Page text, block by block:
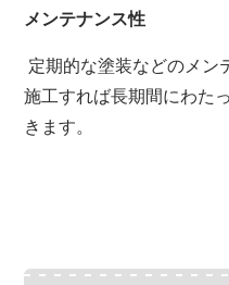
メンテナンス性
定期的な塗装などのメン
施工すれば長期間にわた
きます。